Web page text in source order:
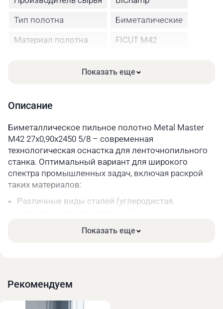
Тип полотна
Биметалические
Материал полотна
FICUT М42
Параметры упакованного товара
Вес, кг
0,2
Длина, мм
330
Ширина, мм
330
Показать еще
Описание
Биметаллическое пильное полотно Metal Master
M42 27x0,90x2450 5/8 – современная
технологическая оснастка для ленточнопильного
станка. Оптимальный вариант для широкого
спектра промышленных задач, включая раскрой
таких материалов:
Различные виды сталей (углеродистая,
Цветные металлы и их сплавы.
из качественной быстрорежущей стали.
Показать еще
Рекомендуем